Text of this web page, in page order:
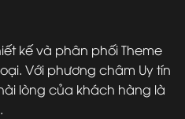
kế và phân phối Theme
Với phương châm Uy tín
lòng của khách hàng là